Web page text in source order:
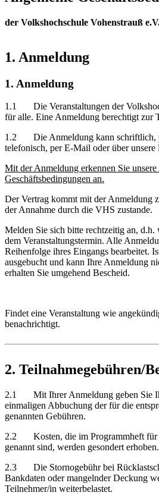
der Volkshochschule Vohenstrauß
1. Anmeldung
1. Anmeldung
1.1 Die Veranstaltungen der
für alle. Eine Anmeldung berechtigt zur
1.2 Die Anmeldung kann schriftlich,
telefonisch, per E-Mail oder über unsere
Mit der Anmeldung erkennen Sie
Geschäftsbedingungen an.
Der Vertrag kommt mit der Anmeldung
der Annahme durch die VHS zustande.
Melden Sie sich bitte rechtzeitig an, d.h.
dem Veranstaltungstermin. Alle
Reihenfolge ihres Eingangs bearbeitet.
ausgebucht und kann Ihre Anmeldung
erhalten Sie umgehend Bescheid.
Findet eine Veranstaltung wie
benachrichtigt.
2. Teilnahmegebühren/
2.1 Mit Ihrer Anmeldung geben Sie
einmaligen Abbuchung der für die
genannten Gebühren.
2.2 Kosten, die im Programmheft für
genannt sind, werden gesondert erhoben.
2.3 Die Stornogebühr bei
Bankdaten oder mangelnder Deckung
Teilnehmer/in weiterbelastet.